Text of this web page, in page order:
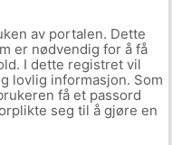
av portalen. Dette
er nødvendig for å få
I dette registret vil
lovlig informasjon. Som
få et passord
seg til å gjøre en